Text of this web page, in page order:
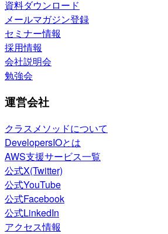
資料ダウンロード
メールマガジン登録
セミナー情報
採用情報
会社説明会
勉強会
運営会社
クラスメソッドについて
DevelopersIOとは
AWS支援サービス一覧
公式X(Twitter)
公式YouTube
公式Facebook
公式LinkedIn
アクセス情報